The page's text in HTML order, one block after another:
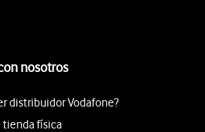
nosotros
distribuidor Vodafone?
tienda física